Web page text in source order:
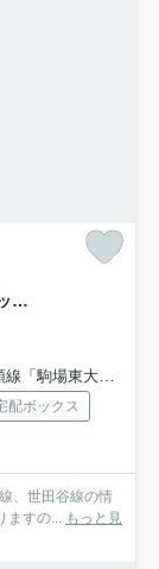
ソリッド大橋 駅近 二人入居可 オートロック 高層階
東大前」駅 徒歩13分
配ボックス
、世田谷線の情
ますの... もっと見